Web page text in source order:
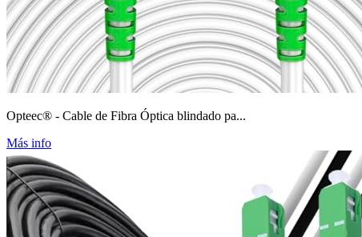
Opteec® - Cable de Fibra Óptica blindado pa...
Más info